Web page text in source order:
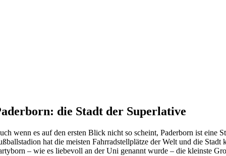
die Stadt der Superlative
wenn es auf den ersten Blick nicht so scheint, Paderborn ist eine
hat die meisten Fahrradstellplätze der Welt und die
– wie es liebevoll an der Uni genannt wurde – die kleinste